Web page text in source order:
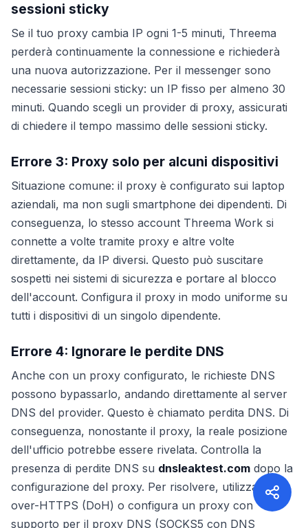
sessioni sticky
Se il tuo proxy cambia IP ogni 1-5 minuti, Threema
perderà continuamente la connessione e richiederà
una nuova autorizzazione. Per il messenger sono
necessarie sessioni sticky: un IP fisso per almeno 30
minuti. Quando scegli un provider di proxy, assicurati
di chiedere il tempo massimo delle sessioni sticky.
Errore 3: Proxy solo per alcuni dispositivi
Situazione comune: il proxy è configurato sui laptop
aziendali, ma non sugli smartphone dei dipendenti. Di
conseguenza, lo stesso account Threema Work si
connette a volte tramite proxy e altre volte
direttamente, da IP diversi. Questo può suscitare
sospetti nei sistemi di sicurezza e portare al blocco
dell'account. Configura il proxy in modo uniforme su
tutti i dispositivi di un singolo dipendente.
Errore 4: Ignorare le perdite DNS
Anche con un proxy configurato, le richieste DNS
possono bypassarlo, andando direttamente al server
DNS del provider. Questo è chiamato perdita DNS. Di
conseguenza, nonostante il proxy, la reale posizione
dell'ufficio potrebbe essere rivelata. Controlla la
presenza di perdite DNS su dnsleaktest.com dopo la
configurazione del proxy. Per risolvere, utilizza DNS-
over-HTTPS (DoH) o configura un proxy con
supporto per il proxy DNS (SOCKS5 con DNS